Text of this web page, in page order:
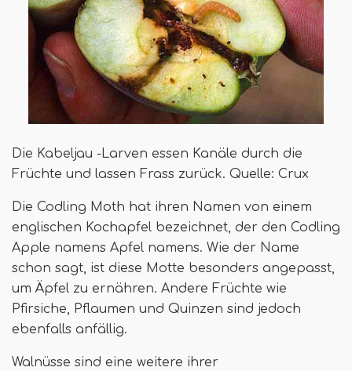
Die Kabeljau -Larven essen Kanäle durch die
Früchte und lassen Frass zurück. Quelle: Crux
Die Codling Moth hat ihren Namen von einem
englischen Kochapfel bezeichnet, der den Codling
Apple namens Apfel namens. Wie der Name
schon sagt, ist diese Motte besonders angepasst,
um Äpfel zu ernähren. Andere Früchte wie
Pfirsiche, Pflaumen und Quinzen sind jedoch
ebenfalls anfällig.
Walnüsse sind eine weitere ihrer